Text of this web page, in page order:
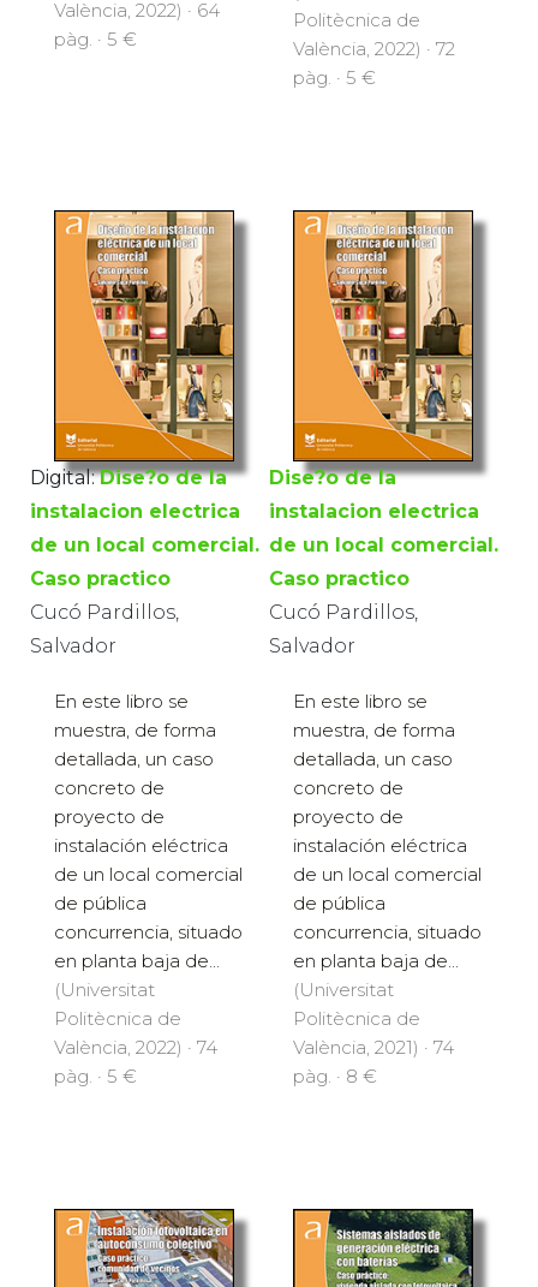
València, 2022) · 64
pàg. · 5 €
Politècnica de
València, 2022) · 72
pàg. · 5 €
Digital: Dise?o de la
instalacion electrica
de un local comercial.
Caso practico
Cucó Pardillos,
Salvador
En este libro se
muestra, de forma
detallada, un caso
concreto de
proyecto de
instalación eléctrica
de un local comercial
de pública
concurrencia, situado
en planta baja de...
(Universitat
Politècnica de
València, 2022) · 74
pàg. · 5 €
Dise?o de la
instalacion electrica
de un local comercial.
Caso practico
Cucó Pardillos,
Salvador
En este libro se
muestra, de forma
detallada, un caso
concreto de
proyecto de
instalación eléctrica
de un local comercial
de pública
concurrencia, situado
en planta baja de...
(Universitat
Politècnica de
València, 2021) · 74
pàg. · 8 €